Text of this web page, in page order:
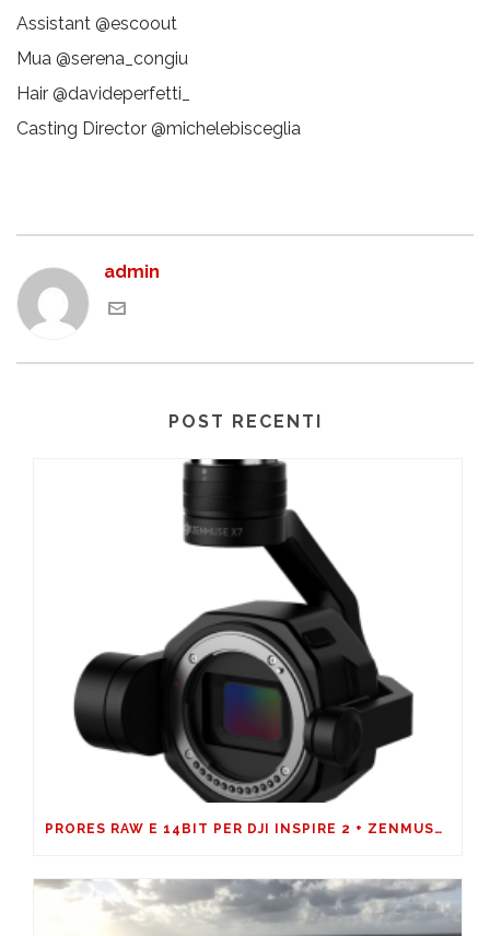
Assistant @escoout
Mua @serena_congiu
Hair @davideperfetti_
Casting Director @michelebisceglia
admin
POST RECENTI
PRORES RAW E 14BIT PER DJI INSPIRE 2 + ZENMUSE X7